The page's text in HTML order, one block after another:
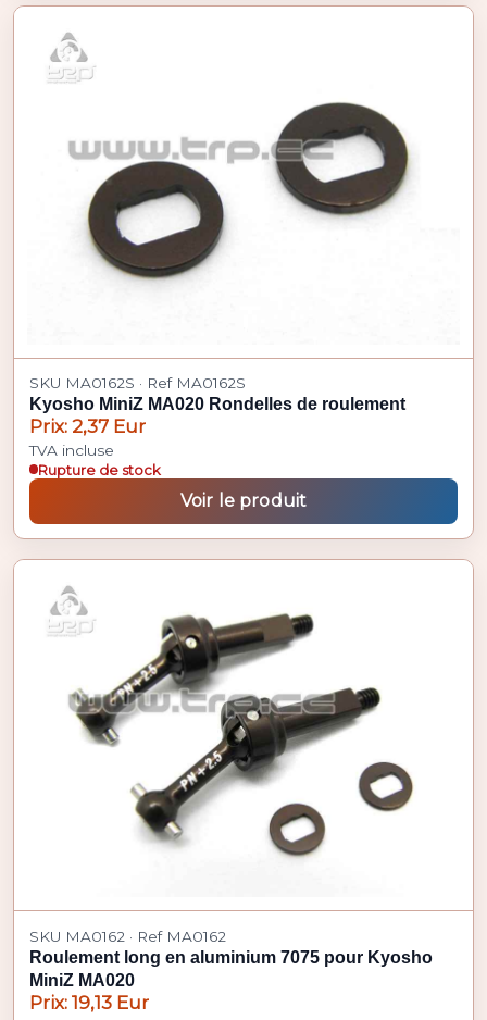
SKU MA0162S · Ref MA0162S
Kyosho MiniZ MA020 Rondelles de roulement
Prix: 2,37 Eur
TVA incluse
Rupture de stock
Voir le produit
SKU MA0162 · Ref MA0162
Roulement long en aluminium 7075 pour Kyosho
MiniZ MA020
Prix: 19,13 Eur